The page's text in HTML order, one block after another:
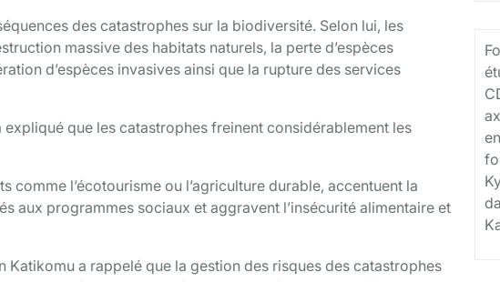
des catastrophes sur la biodiversité. Selon lui, les
massive des habitats naturels, la perte d’espèces
d’espèces invasives ainsi que la rupture des services
que les catastrophes freinent considérablement les
comme l’écotourisme ou l’agriculture durable, accentuent la
aux programmes sociaux et aggravent l’insécurité alimentaire et
Katikomu a rappelé que la gestion des risques des catastrophes